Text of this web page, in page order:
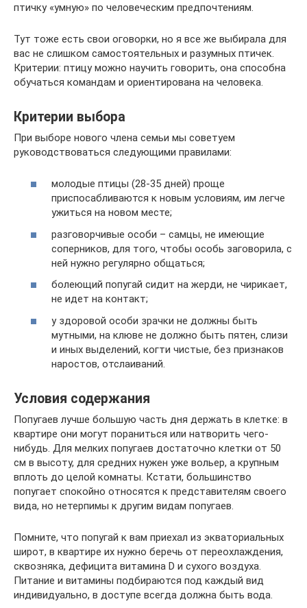
птичку «умную» по человеческим предпочтениям.
Тут тоже есть свои оговорки, но я все же выбирала для
вас не слишком самостоятельных и разумных птичек.
Критерии: птицу можно научить говорить, она способна
обучаться командам и ориентирована на человека.
Критерии выбора
При выборе нового члена семьи мы советуем
руководствоваться следующими правилами:
молодые птицы (28-35 дней) проще
приспосабливаются к новым условиям, им легче
ужиться на новом месте;
разговорчивые особи – самцы, не имеющие
соперников, для того, чтобы особь заговорила, с
ней нужно регулярно общаться;
болеющий попугай сидит на жерди, не чирикает,
не идет на контакт;
у здоровой особи зрачки не должны быть
мутными, на клюве не должно быть пятен, слизи
и иных выделений, когти чистые, без признаков
наростов, отслаиваний.
Условия содержания
Попугаев лучше большую часть дня держать в клетке: в
квартире они могут пораниться или натворить чего-
нибудь. Для мелких попугаев достаточно клетки от 50
см в высоту, для средних нужен уже вольер, а крупным
вплоть до целой комнаты. Кстати, большинство
попугает спокойно относятся к представителям своего
вида, но нетерпимы к другим видам попугаев.
Помните, что попугай к вам приехал из экваториальных
широт, в квартире их нужно беречь от переохлаждения,
сквозняка, дефицита витамина D и сухого воздуха.
Питание и витамины подбираются под каждый вид
индивидуально, в доступе всегда должна быть вода.